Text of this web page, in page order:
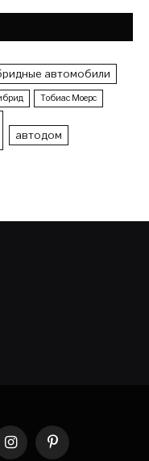
автомобили
Тобиас Моерс
автодом
InstagramPinterest